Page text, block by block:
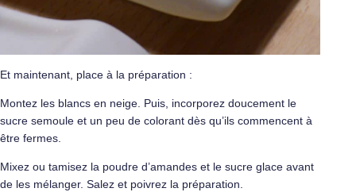
Et maintenant, place à la préparation :
Montez les blancs en neige. Puis, incorporez doucement le
sucre semoule et un peu de colorant dès qu’ils commencent à
être fermes.
Mixez ou tamisez la poudre d’amandes et le sucre glace avant
de les mélanger. Salez et poivrez la préparation.